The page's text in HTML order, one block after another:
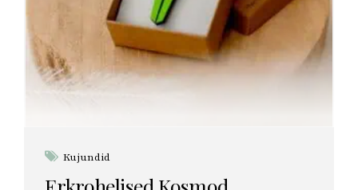
Kujundid